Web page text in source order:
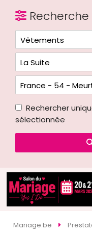
Recherche
Rechercher
sélectionnée
Mariage.be